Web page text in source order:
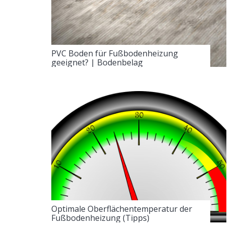
PVC Boden für Fußbodenheizung
geeignet? | Bodenbelag
Optimale Oberflächentemperatur der
Fußbodenheizung (Tipps)